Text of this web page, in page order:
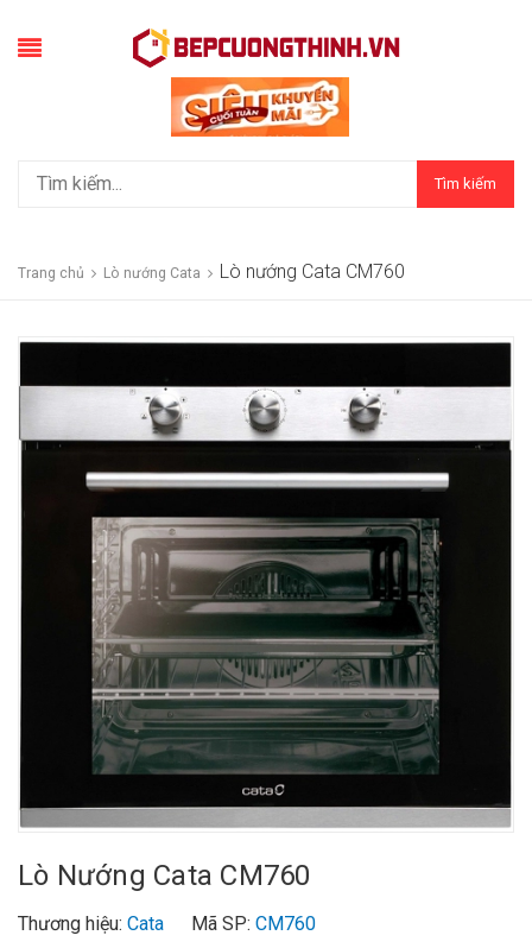
Tìm kiếm
Trang chủ Lò nướng Cata Lò nướng Cata CM760
Lò Nướng Cata CM760
Thương hiệu: Cata Mã SP: CM760